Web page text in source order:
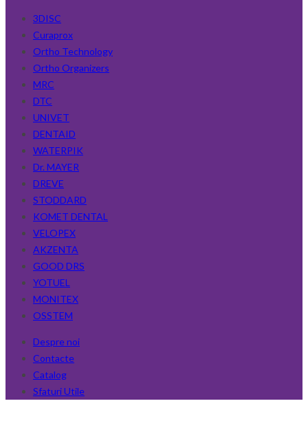
3DISC
Curaprox
Ortho Technology
Ortho Organizers
MRC
DTC
UNIVET
DENTAID
WATERPIK
Dr. MAYER
DREVE
STODDARD
KOMET DENTAL
VELOPEX
AKZENTA
GOOD DRS
YOTUEL
MONITEX
OSSTEM
Despre noi
Contacte
Catalog
Sfaturi Utile